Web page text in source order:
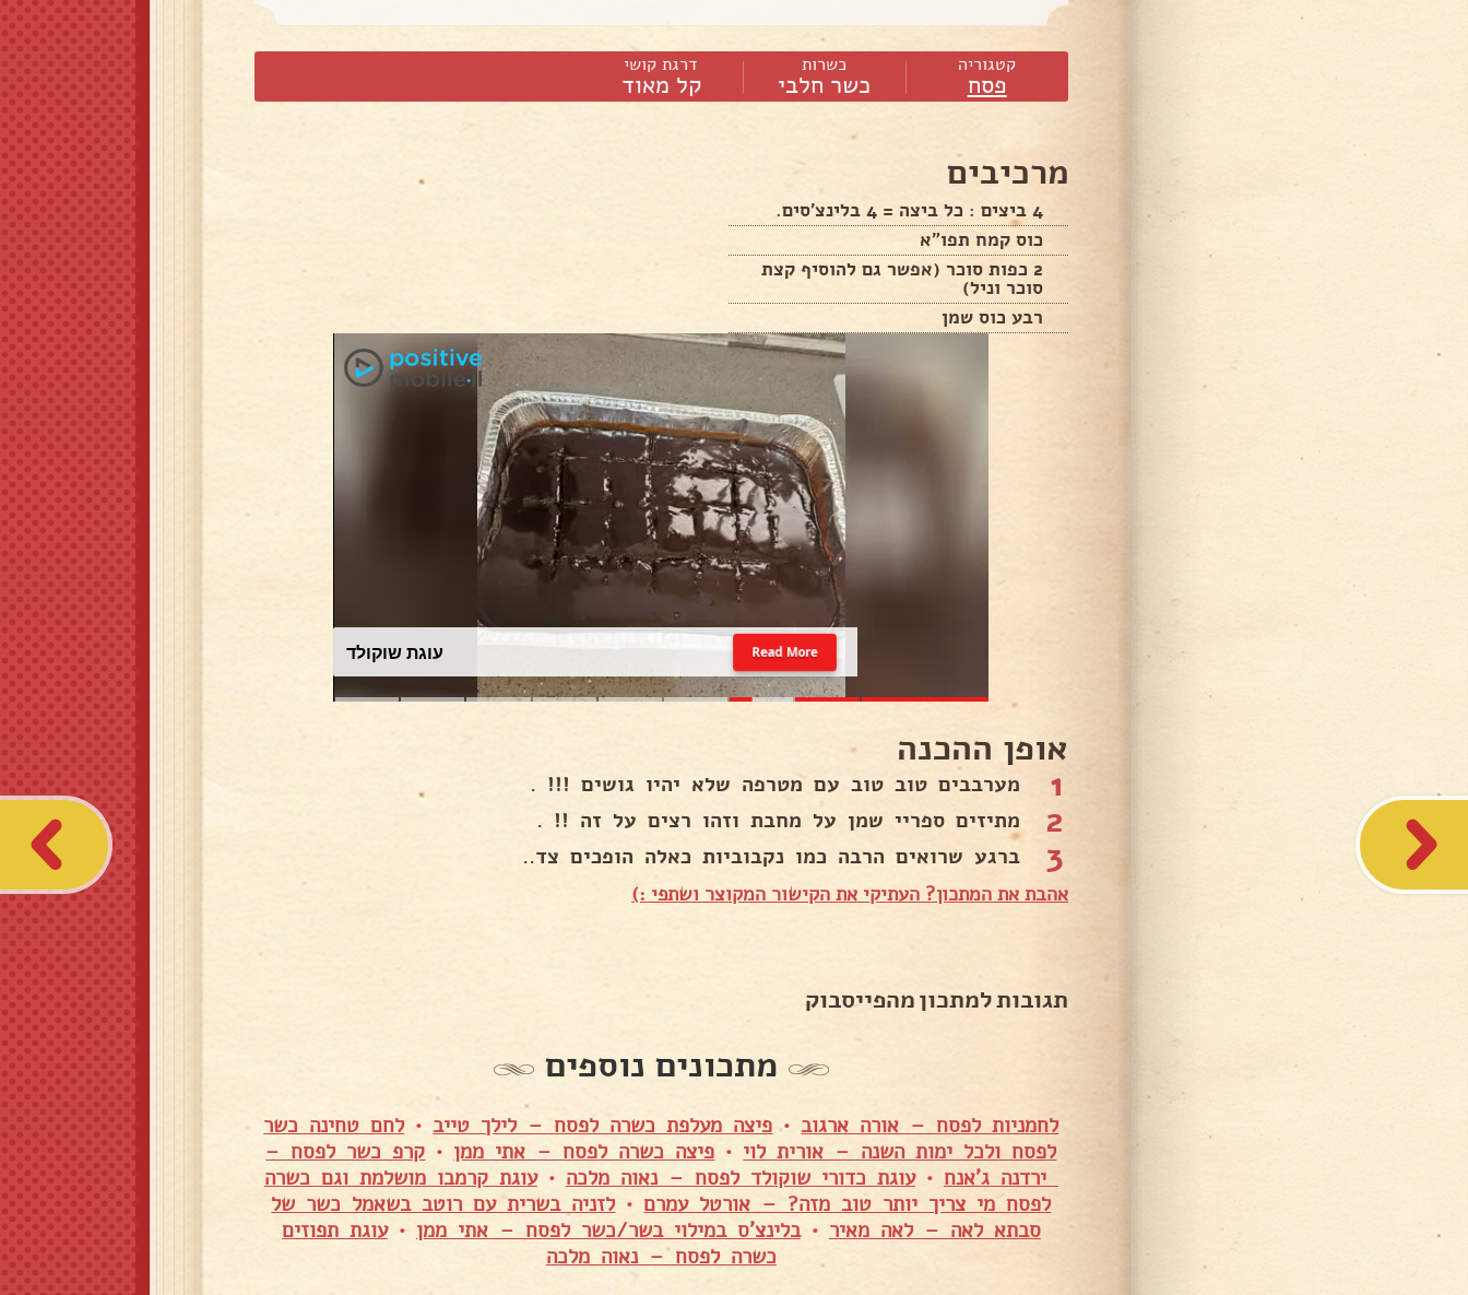
קטגוריה
פסח
כשרות
כשר חלבי
דרגת קושי
קל מאוד
מרכיבים
4 ביצים : כל ביצה = 4 בלינצ׳סים.
כוס קמח תפו״א
2 כפות סוכר (אפשר גם להוסיף קצת
סוכר וניל)
רבע כוס שמן
עוגת שוקולד Read More
אופן ההכנה
1 מערבבים טוב טוב עם מטרפה שלא יהיו גושים !!! .
2 מתיזים ספריי שמן על מחבת וזהו רצים על זה !! .
3 ברגע שרואים הרבה כמו נקבוביות כאלה הופכים צד..
אהבת את המתכון? העתיקי את הקישור המקוצר ושתפי :)
תגובות למתכון מהפייסבוק
מתכונים נוספים
לחמניות לפסח – אורה ארגוב•פיצה מעלפת כשרה לפסח – לילך טייב•לחם טחינה כשר
לפסח ולכל ימות השנה – אורית לוי•פיצה כשרה לפסח – אתי ממן•קרפ כשר לפסח –
ירדנה ג'אנח•עוגת כדורי שוקולד לפסח – נאוה מלכה •עוגת קרמבו מושלמת וגם כשרה
לפסח מי צריך יותר טוב מזה? – אורטל עמרם•לזניה בשרית עם רוטב בשאמל כשר של
סבתא לאה – לאה מאיר •בלינצ'ס במילוי בשר/כשר לפסח – אתי ממן•עוגת תפוזים
כשרה לפסח – נאוה מלכה